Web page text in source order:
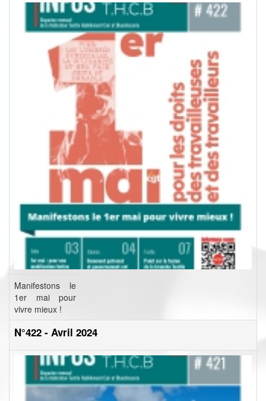
Manifestons le
1er mai pour
vivre mieux !
N°422 - Avril 2024